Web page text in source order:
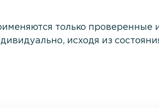
только проверенные
исходя из